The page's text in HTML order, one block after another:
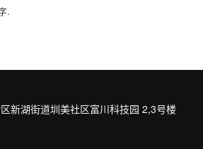
.
新湖街道圳美社区富川科技园 2,3号楼